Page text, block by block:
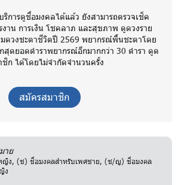
ริการดูชื่อมงคลได้แล้ว ยังสามารถตรวจเช็ค
งาน การเงิน โชคลาภ และสุขภาพ ดูดวงราย
ดวงชะตาชีวิตปี 2569 พยากรณ์พื้นชะตาโดย
สุดยอดตำราพยากรณ์อีกมากกว่า 30 ตำรา ดูด
ก ได้โดยไม่จำกัดจำนวนครั้ง
สมัครสมาชิก
าย
ญิง, (ช) ชื่อมงคลสำหรับเพศชาย, (ช/ญ) ชื่อมงคล
ง